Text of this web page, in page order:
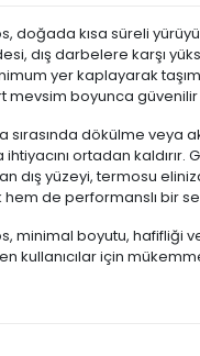
doğada kısa süreli
dış darbelere karşı
yer kaplayarak
mevsim boyunca
sırasında dökülme
ortadan
dış yüzeyi, termosu
hem de performanslı bir
minimal boyutu,
kullanıcılar için